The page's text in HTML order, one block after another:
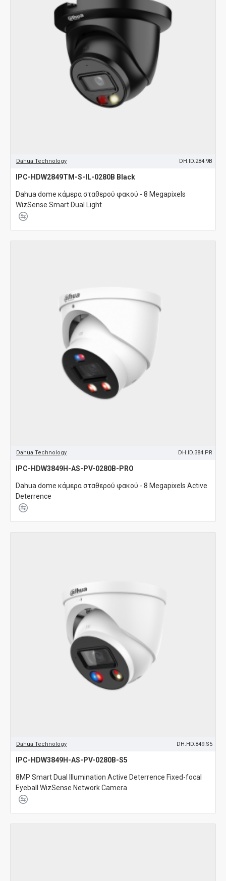
Dahua Technology DH.ID.284.9B
IPC-HDW2849TM-S-IL-0280B Black
Dahua dome κάμερα σταθερού φακού - 8 Megapixels
WizSense Smart Dual Light
Dahua Technology DH.ID.384.PR
IPC-HDW3849H-AS-PV-0280B-PRO
Dahua dome κάμερα σταθερού φακού - 8 Megapixels Active
Deterrence
Dahua Technology DH.HD.849.S5
IPC-HDW3849H-AS-PV-0280B-S5
8MP Smart Dual Illumination Active Deterrence Fixed-focal
Eyeball WizSense Network Camera